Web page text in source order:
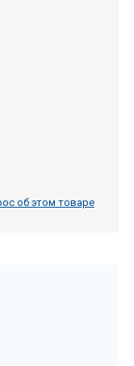
об этом товаре